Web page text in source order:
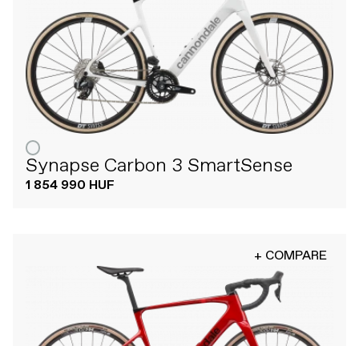
Synapse Carbon 3 SmartSense
1 854 990 HUF
+ COMPARE